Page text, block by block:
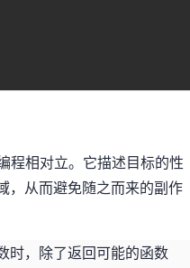
相对立。它描述目标的性
，从而避免随之而来的副作
时，除了返回可能的函数